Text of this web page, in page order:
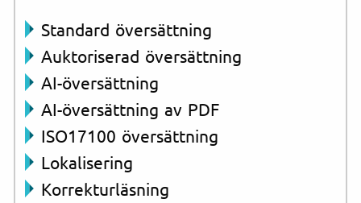
Standard översättning
Auktoriserad översättning
AI-översättning
AI-översättning av PDF
ISO17100 översättning
Lokalisering
Korrekturläsning